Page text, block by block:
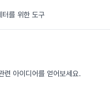
터를 위한 도구
련 아이디어를 얻어보세요.